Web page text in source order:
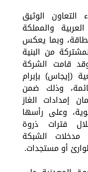
الوثيق
والمملكة
وبما يعكس
من البنية
وقد قامت الشركة
(إيجاس) بإبرام
وذلك ضمن
إمدادات الغاز
وعلى رأسها
فترات ذروة
مدخلات الشبكة
أو مستجدات.